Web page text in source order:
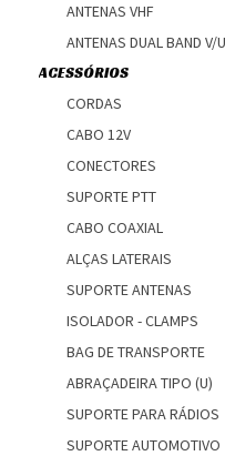
ANTENAS VHF
ANTENAS DUAL BAND V/U
ACESSÓRIOS
CORDAS
CABO 12V
CONECTORES
SUPORTE PTT
CABO COAXIAL
ALÇAS LATERAIS
SUPORTE ANTENAS
ISOLADOR - CLAMPS
BAG DE TRANSPORTE
ABRAÇADEIRA TIPO (U)
SUPORTE PARA RÁDIOS
SUPORTE AUTOMOTIVO